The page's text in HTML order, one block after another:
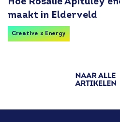
Hoe Rosalie Apituley
maakt in Elderveld
Creative x Energy